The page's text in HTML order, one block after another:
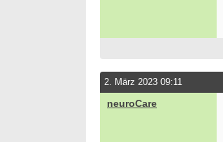
2. März 2023 09:11
neuroCare